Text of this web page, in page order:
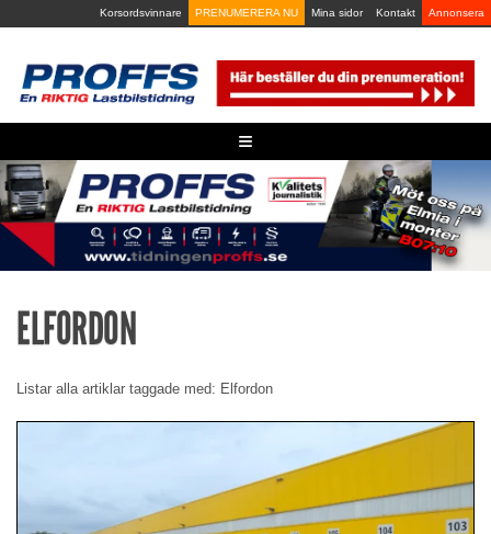
to
Korsordsvinnare PRENUMERERA NU Mina sidor Kontakt Annonsera
≡
ELFORDON
Listar alla artiklar taggade med: Elfordon